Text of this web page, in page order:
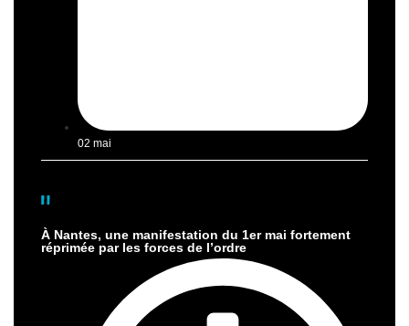
02 mai
À Nantes, une manifestation du 1er mai fortement
réprimée par les forces de l’ordre